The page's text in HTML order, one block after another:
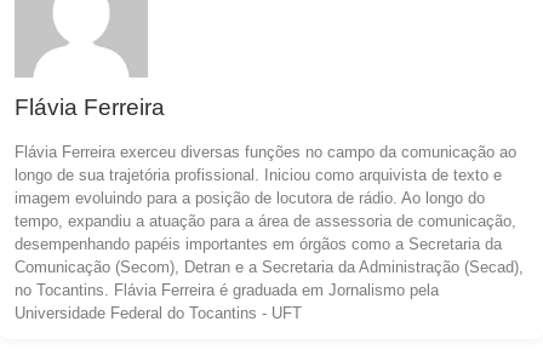
Flávia Ferreira
Flávia Ferreira exerceu diversas funções no campo da comunicação ao
longo de sua trajetória profissional. Iniciou como arquivista de texto e
imagem evoluindo para a posição de locutora de rádio. Ao longo do
tempo, expandiu a atuação para a área de assessoria de comunicação,
desempenhando papéis importantes em órgãos como a Secretaria da
Comunicação (Secom), Detran e a Secretaria da Administração (Secad),
no Tocantins. Flávia Ferreira é graduada em Jornalismo pela
Universidade Federal do Tocantins - UFT